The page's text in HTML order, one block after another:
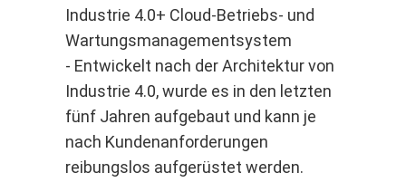
Industrie 4.0+ Cloud-Betriebs- und
Wartungsmanagementsystem
- Entwickelt nach der Architektur von
Industrie 4.0, wurde es in den letzten
fünf Jahren aufgebaut und kann je
nach Kundenanforderungen
reibungslos aufgerüstet werden.